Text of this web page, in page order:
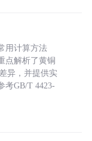
用计算方法
点解析了黄铜
异，并提供实
考GB/T 4423-